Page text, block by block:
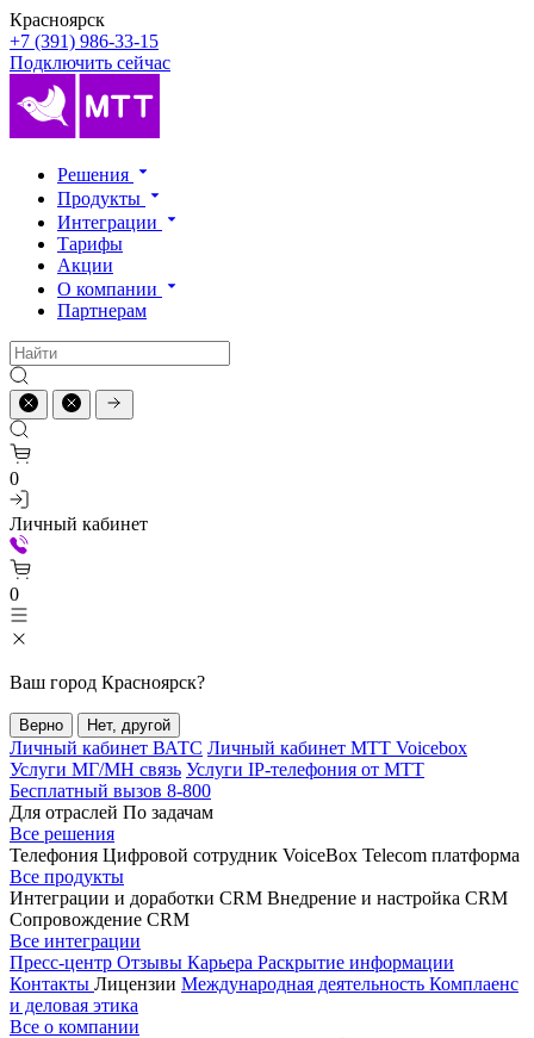
Красноярск
+7 (391) 986-33-15
Подключить сейчас
Решения
Продукты
Интеграции
Тарифы
Акции
О компании
Партнерам
0
Личный кабинет
0
Ваш город Красноярск?
Верно Нет, другой
Личный кабинет ВАТС Личный кабинет МТТ Voicebox
Услуги МГ/МН связь Услуги IP-телефония от МТТ
Бесплатный вызов 8-800
Для отраслей По задачам
Все решения
Телефония Цифровой сотрудник VoiceBox Telecom платформа
Все продукты
Интеграции и доработки CRM Внедрение и настройка CRM
Сопровождение CRM
Все интеграции
Пресс-центр Отзывы Карьера Раскрытие информации
Контакты Лицензии Международная деятельность Комплаенс
и деловая этика
Все о компании